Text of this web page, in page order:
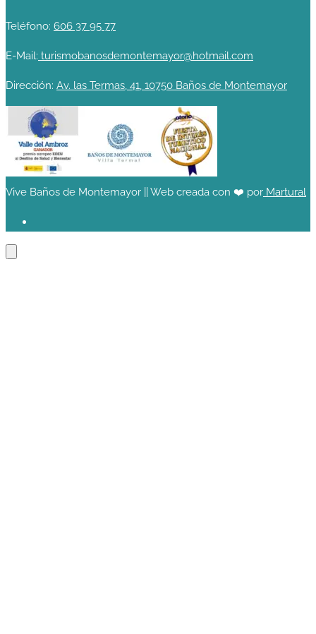
Teléfono: 606 37 95 77
E-Mail: turismobanosdemontemayor@hotmail.com
Dirección: Av. las Termas, 41, 10750 Baños de Montemayor
Vive Baños de Montemayor || Web creada con ❤️ por Martural